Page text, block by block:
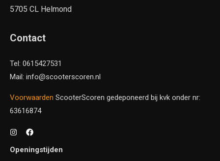
5705 CL Helmond
Contact
Tel: 0615427531
Mail: info@scooterscoren.nl
Voorwaarden ScooterScoren gedeponeerd bij kvk onder nr:
63616874
Openingstijden